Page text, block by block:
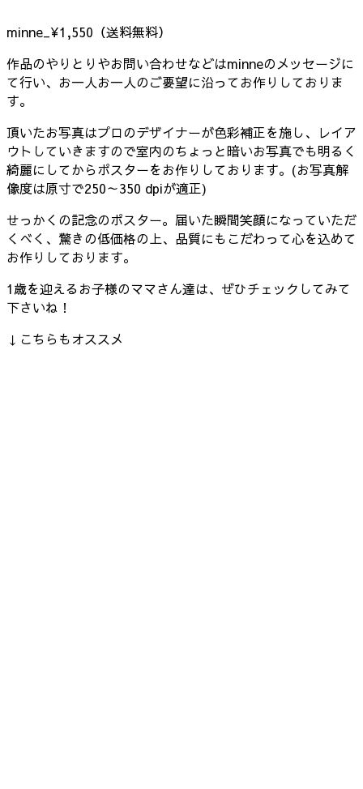
minne_¥1,550（送料無料）
作品のやりとりやお問い合わせなどはminneのメッセージに
て行い、お一人お一人のご要望に沿ってお作りしておりま
す。
頂いたお写真はプロのデザイナーが色彩補正を施し、レイア
ウトしていきますので室内のちょっと暗いお写真でも明るく
綺麗にしてからポスターをお作りしております。(お写真解
像度は原寸で250～350 dpiが適正)
せっかくの記念のポスター。届いた瞬間笑顔になっていただ
くべく、驚きの低価格の上、品質にもこだわって心を込めて
お作りしております。
1歳を迎えるお子様のママさん達は、ぜひチェックしてみて
下さいね！
↓こちらもオススメ